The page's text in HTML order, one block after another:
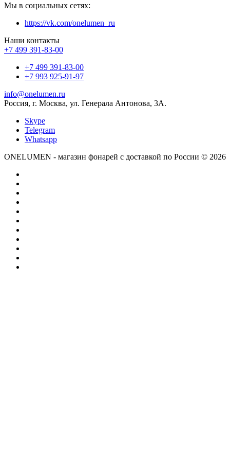
Мы в социальных сетях:
https://vk.com/onelumen_ru
Наши контакты
+7 499 391-83-00
+7 499 391-83-00
+7 993 925-91-97
info@onelumen.ru
Россия, г. Москва, ул. Генерала Антонова, 3А.
Skype
Telegram
Whatsapp
ONELUMEN - магазин фонарей с доставкой по России © 2026